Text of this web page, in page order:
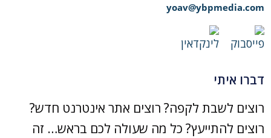
yoav@ybpmedia.com
דברו איתי
רוצים לשבת לקפה? רוצים אתר אינטרנט חדש?
רוצים להתייעץ? כל מה שעולה לכם בראש… זה